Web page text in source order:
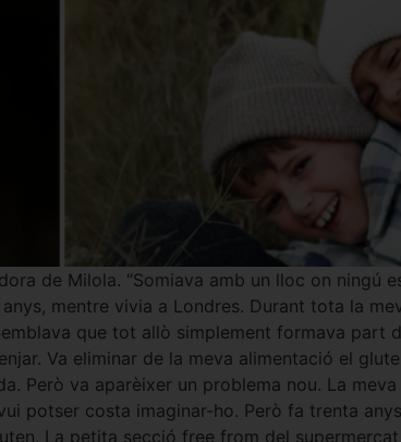
de Milola. “Somiava amb un lloc on ningú
mentre vivia a Londres. Durant tota la
que tot allò simplement formava part
Va eliminar de la meva alimentació el
Però va aparèixer un problema nou. La
potser costa imaginar-ho. Però fa trenta
La petita secció free from del